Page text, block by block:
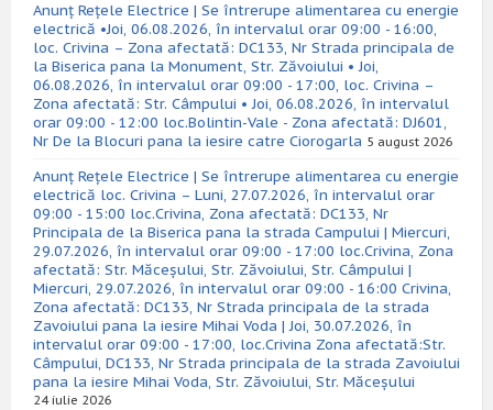
Anunț Rețele Electrice | Se întrerupe alimentarea cu energie
electrică •Joi, 06.08.2026, în intervalul orar 09:00 - 16:00,
loc. Crivina – Zona afectată: DC133, Nr Strada principala de
la Biserica pana la Monument, Str. Zăvoiului • Joi,
06.08.2026, în intervalul orar 09:00 - 17:00, loc. Crivina –
Zona afectată: Str. Câmpului • Joi, 06.08.2026, în intervalul
orar 09:00 - 12:00 loc.Bolintin-Vale - Zona afectată: DJ601,
Nr De la Blocuri pana la iesire catre Ciorogarla 5 august 2026
Anunț Rețele Electrice | Se întrerupe alimentarea cu energie
electrică loc. Crivina – Luni, 27.07.2026, în intervalul orar
09:00 - 15:00 loc.Crivina, Zona afectată: DC133, Nr
Principala de la Biserica pana la strada Campului | Miercuri,
29.07.2026, în intervalul orar 09:00 - 17:00 loc.Crivina, Zona
afectată: Str. Măceșului, Str. Zăvoiului, Str. Câmpului |
Miercuri, 29.07.2026, în intervalul orar 09:00 - 16:00 Crivina,
Zona afectată: DC133, Nr Strada principala de la strada
Zavoiului pana la iesire Mihai Voda | Joi, 30.07.2026, în
intervalul orar 09:00 - 17:00, loc.Crivina Zona afectată:Str.
Câmpului, DC133, Nr Strada principala de la strada Zavoiului
pana la iesire Mihai Voda, Str. Zăvoiului, Str. Măceșului
24 iulie 2026